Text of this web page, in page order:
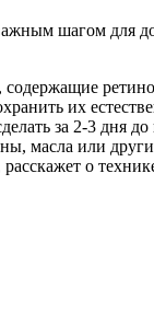
шагом для
их
за 2-3 дня
масла или
о